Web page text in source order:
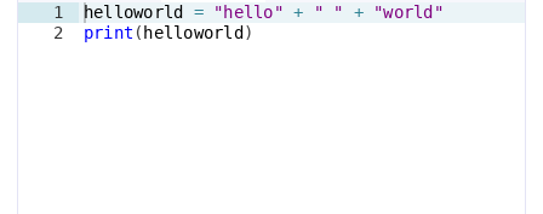
1
2
helloworld = "hello" + " " +
"world"
print ( helloworld )